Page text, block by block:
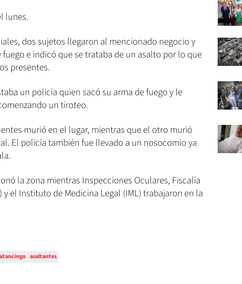
lunes.
dos sujetos llegaron al mencionado negocio y
e indicó que se trataba de un asalto por lo que
presentes.
un policía quien sacó su arma de fuego y le
un tiroteo.
murió en el lugar, mientras que el otro murió
El policía también fue llevado a un nosocomio ya
la zona mientras Inspecciones Oculares, Fiscalía
y el Instituto de Medicina Legal (IML) trabajaron en la
asaltantes